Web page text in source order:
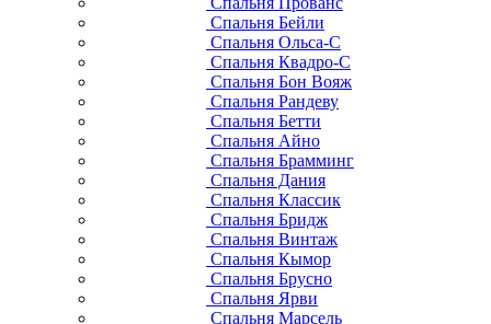
Спальня Бейли
Спальня Ольса-С
Спальня Квадро-С
Спальня Бон Вояж
Спальня Рандеву
Спальня Бетти
Спальня Айно
Спальня Брамминг
Спальня Дания
Спальня Классик
Спальня Бридж
Спальня Винтаж
Спальня Кымор
Спальня Брусно
Спальня Ярви
Спальня Марсель